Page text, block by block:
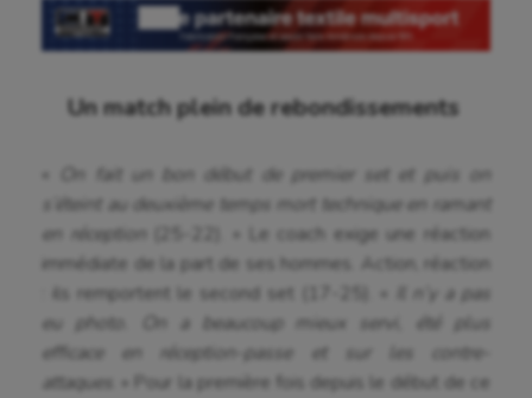
Un match plein de rebondissements
On fait un bon début de premier set et puis on
s’éteint au deuxième temps mort technique en ramant
en réception
(25-22). » Le coach exige une réaction
immédiate de la part de ses hommes. Action, réaction
: ils remportent le second set (17-25). «
Il n’y a pas
eu photo. On a beaucoup mieux servi, été plus
efficace en réception-passe et sur les contre-
attaques . » Pour la première fois depuis le début de ce